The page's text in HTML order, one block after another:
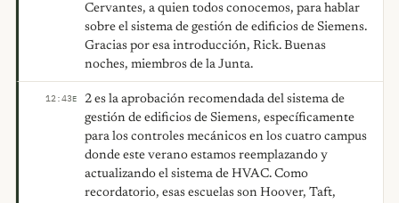
Cervantes, a quien todos conocemos, para hablar
sobre el sistema de gestión de edificios de Siemens.
Gracias por esa introducción, Rick. Buenas
noches, miembros de la Junta.
12:43E
2 es la aprobación recomendada del sistema de
gestión de edificios de Siemens, específicamente
para los controles mecánicos en los cuatro campus
donde este verano estamos reemplazando y
actualizando el sistema de HVAC. Como
recordatorio, esas escuelas son Hoover, Taft,